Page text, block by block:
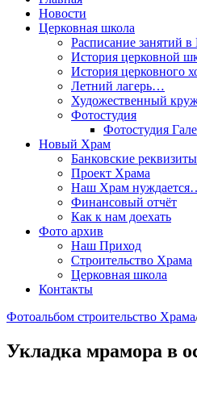
Новости
Церковная школа
Расписание занятий
История церковной
История церковного
Летний лагерь…
Художественный
Фотостудия
Фотостудия
Новый Храм
Банковские реквизиты
Проект Храма
Наш Храм
Финансовый отчёт
Как к нам доехать
Фото архив
Наш Приход
Строительство Храма
Церковная школа
Контакты
Фотоальбом строительство Храма
Укладка мрамора в